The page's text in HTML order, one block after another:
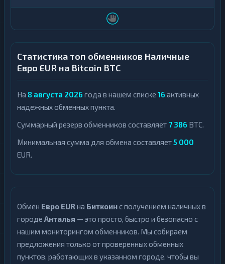
Статистика топ обменников Наличные
Евро EUR на Bitcoin BTC
На 8 августа 2026 года в нашем списке 16 активных
надежных обменных пункта.
Суммарный резерв обменников составляет 7 386 BTC.
Минимальная сумма для обмена составляет5 000
EUR.
Обмен Евро EUR на Биткоинс получением наличных в
городе Анталья — это просто, быстро и безопасно с
нашим мониторингом обменников. Мы собираем
предложения только от проверенных обменных
пунктов, работающих в указанном городе, чтобы вы